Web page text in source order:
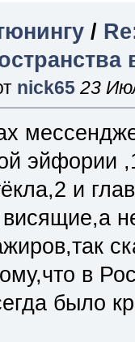
/
nick65 23
эйфории
и
в
было